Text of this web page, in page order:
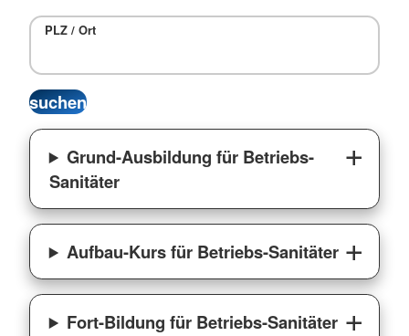
PLZ / Ort
Grund-Ausbildung für Betriebs-
Sanitäter
Aufbau-Kurs für Betriebs-Sanitäter
Fort-Bildung für Betriebs-Sanitäter